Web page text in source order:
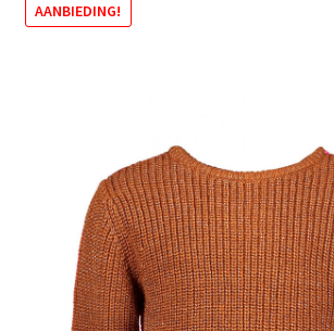
AANBIEDING!